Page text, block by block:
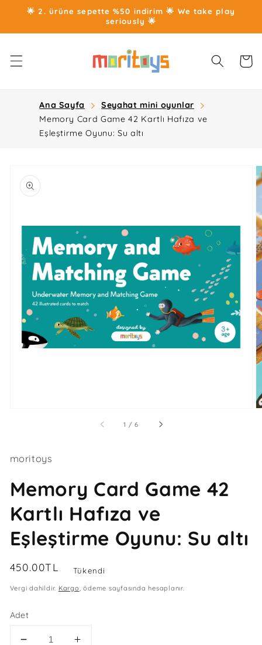
İçeriğe
atla
🌟 2. ürüne sepette %50 indirim 🌟 We take play
seriously 🌟
Sepet
Ana Sayfa
Seyahat mini oyunlar
Memory Card Game 42 Kartlı Hafıza ve
Eşleştirme Oyunu: Su altı
bilgisine
atla
Medya
1
galeri
görünümünde
aç
1 //
6
moritoys
Memory Card Game 42
Kartlı Hafıza ve
Eşleştirme Oyunu: Su altı
Normal
450.00TL Tükendi
Vergi dahildir. Kargo , ödeme sayfasında hesaplanır.
Adet